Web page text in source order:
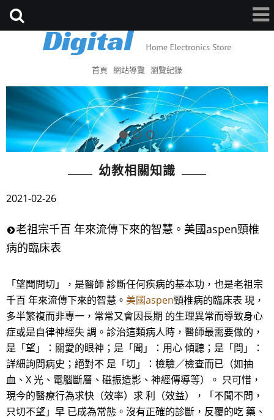
首頁 網站導覽 瀏覽紀錄
幼教相關知識
2021-02-26
老祖宗千百 年來流傳下來的智慧。美國aspen頸椎
病的臨床表
「望聞問切」，是醫師 診斷任何疾病的基本功，也是老祖宗
千百 年來流傳下來的智慧。 美國aspen頸椎病的臨床表 現，
多半繁複而非專一，常常又會因長期 的生理異常而導致身心
症或是自律神經失 調。診治這類病人時，醫師最需要做的，
是「望」：關愛的眼神；是「聞」：用心 傾聽；是「問」：
詳細詢問病史；絕對不 是「切」：檢驗／檢查而已（如抽
血、X 光、電腦斷層、磁振造影、神經傳導等）。 只可惜，
現今的醫療行為求快（效率）求 利（效益），「不聞不問，
只切不望」早 已成為常態。沒有正確的診斷，反覆的吃 藥、